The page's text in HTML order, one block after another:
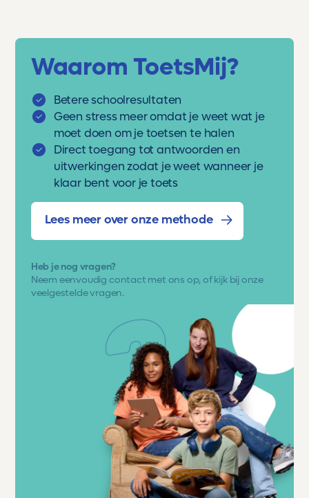
Waarom ToetsMij?
Betere schoolresultaten
Geen stress meer omdat je weet wat je
moet doen om je toetsen te halen
Direct toegang tot antwoorden en
uitwerkingen zodat je weet wanneer je
klaar bent voor je toets
Lees meer over onze methode
Heb je nog vragen?
Neem eenvoudig contact met ons op, of kijk bij onze
veelgestelde vragen.